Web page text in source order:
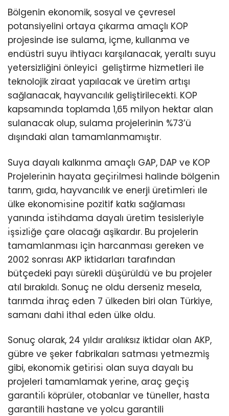
Bölgenin ekonomik, sosyal ve çevresel
potansiyelini ortaya çıkarma amaçlı KOP
projesinde ise sulama, içme, kullanma ve
endüstri suyu ihtiyacı karşılanacak, yeraltı suyu
yetersizliğini önleyici geliştirme hizmetleri ile
teknolojik ziraat yapılacak ve üretim artışı
sağlanacak, hayvancılık geliştirilecekti. KOP
kapsamında toplamda 1,65 milyon hektar alan
sulanacak olup, sulama projelerinin %73’ü
dışındaki alan tamamlanmamıştır.
Suya dayalı kalkınma amaçlı GAP, DAP ve KOP
Projelerı̇nin hayata geçı̇rı̇lmesi halinde bölgenı̇n
tarım, gıda, hayvancılık ve enerji üretı̇mlerı̇ ıle
ülke ekonomı̇sı̇ne pozitif katkı sağlaması
yanında ı̇stı̇hdama dayalı üretim tesisleriyle
ı̇şsı̇zlı̇ğe çare olacağı aşikardır. Bu projelerin
tamamlanması için harcanması gereken ve
2002 sonrası AKP iktidarları tarafından
bütçedeki payı sürekli düşürüldü ve bu projeler
atıl bırakıldı. Sonuç ne oldu derseniz mesela,
tarımda ı̇hraç eden 7 ülkeden biri olan Türkiye,
samanı dahi ithal eden ülke oldu.
Sonuç olarak, 24 yıldır aralıksız iktidar olan AKP,
gübre ve şeker fabrikaları satması yetmezmiş
gibi, ekonomı̇k getı̇rı̇sı̇ olan suya dayalı bu
projeleri tamamlamak yerı̇ne, araç geçı̇ş
garantı̇lı̇ köprüler, otobanlar ve tüneller, hasta
garantili hastane ve yolcu garantili